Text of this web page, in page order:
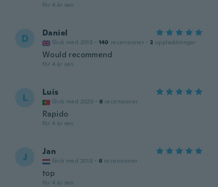
för 4 år sen
D Daniel
Gick med 2015 · 140 recensioner · 2 uppladdningar
Would recommend
för 4 år sen
L Luís
Gick med 2020 · 6 recensioner
Rapido
för 4 år sen
J Jan
Gick med 2018 · 6 recensioner
top
för 4 år sen